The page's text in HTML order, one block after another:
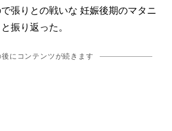
張りとの戦いな 妊娠後期のマタニ
振り返った。
にコンテンツが続きます